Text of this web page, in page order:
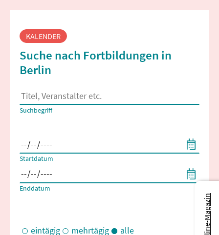
Fortbildungssuche
KALENDER
Suche nach Fortbildungen in
Berlin
Es erscheinen Suchvorschläge, wenn mindestens 2 Zeichen
Suchbegriff
Startdatum
Enddatum
eintägig mehrtägig alle